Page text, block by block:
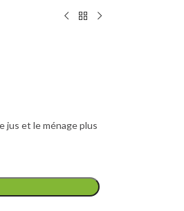
jus et le ménage plus